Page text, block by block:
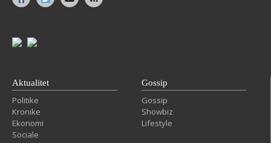
Aktualitet
Politike
Kronike
Ekonomi
Sociale
Gossip
Gossip
Showbiz
Lifestyle